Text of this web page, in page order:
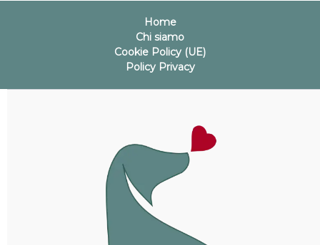
Home
Chi siamo
Cookie Policy (UE)
Policy Privacy